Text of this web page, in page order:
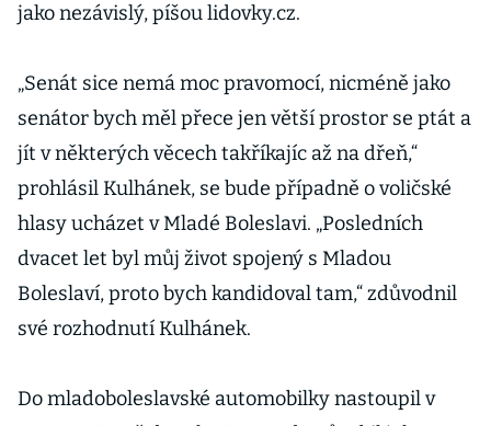
jako nezávislý, píšou lidovky.cz.
„Senát sice nemá moc pravomocí, nicméně jako
senátor bych měl přece jen větší prostor se ptát a
jít v některých věcech takříkajíc až na dřeň,“
prohlásil Kulhánek, se bude případně o voličské
hlasy ucházet v Mladé Boleslavi. „Posledních
dvacet let byl můj život spojený s Mladou
Boleslaví, proto bych kandidoval tam,“ zdůvodnil
své rozhodnutí Kulhánek.
Do mladoboleslavské automobilky nastoupil v